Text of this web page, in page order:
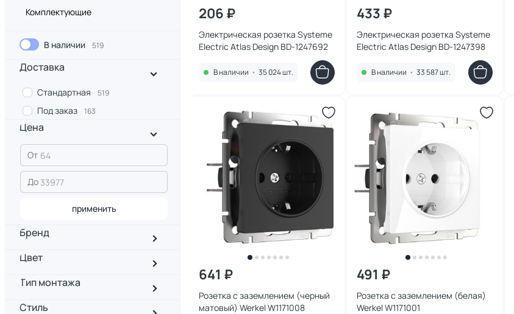
Комплектующие
В наличии 519
Доставка
Стандартная 519
Под заказ 163
Цена
От
До
применить
Бренд
Цвет
Тип монтажа
Стиль
206 ₽
Электрическая розетка Systeme
Electric Atlas Design BD-1247692
В наличии • 35 024 шт.
433 ₽
Электрическая розетка Systeme
Electric Atlas Design BD-1247398
В наличии • 33 587 шт.
641 ₽
Розетка с заземлением (черный
матовый) Werkel W1171008
491 ₽
Розетка с заземлением (белая)
Werkel W1171001